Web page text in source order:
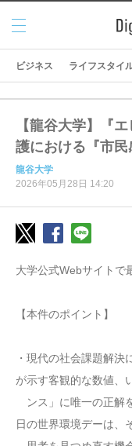
メニ
ュー
ビジネス ライフスタイ
【龍谷大学】『
護における『市
龍谷大学
2026年05月28日 14:20
大学公式Webサイトで
【本件のポイント】
・現代の社会課題解
が示す客観的な数値、
ンス」に唯一の正解
日の世界環境デーは、